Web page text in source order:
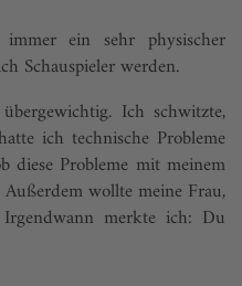
ein sehr physischer
Schauspieler werden.
Ich schwitzte,
ich technische Probleme
diese Probleme mit meinem
wollte meine Frau,
merkte ich: Du